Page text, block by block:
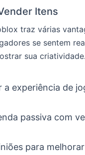
Itens
traz várias
se sentem
sua
a experiência de
passiva com
para